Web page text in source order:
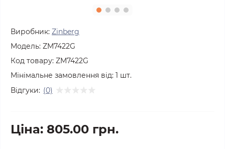
Виробник: Zinberg
Модель: ZM7422G
Код товару: ZM7422G
Мінімальне замовлення від: 1 шт.
Відгуки: (0)
Ціна: 805.00 грн.